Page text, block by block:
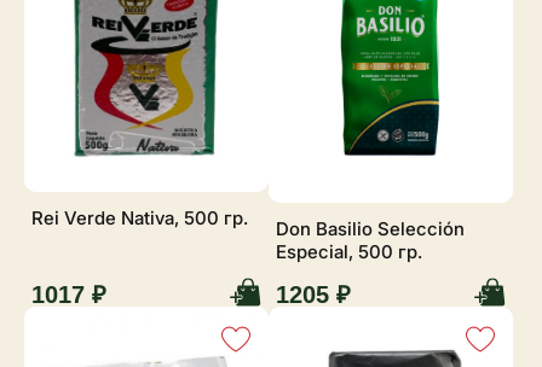
Rei Verde Nativa, 500 гр.
1017 ₽
Don Basilio Selección
Especial, 500 гр.
1205 ₽